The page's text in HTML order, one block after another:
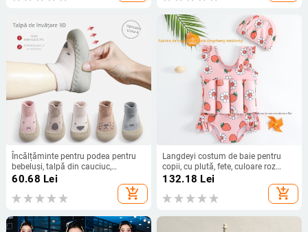
Încălțăminte pentru podea pentru
bebeluși, talpă din cauciuc,
antiderapant, pentru nou-născuți și
copii mici, papuci-ciorapi pentru
fete și băieți
60.68 Lei
add_shopping_cart
Langdeyi costum de baie pentru
copii, cu plută, fete, culoare roz
piersic, costum întreg, 2–10 ani
132.18 Lei
add_shopping_cart